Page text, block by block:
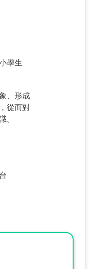
學生
、形成
從而對
。